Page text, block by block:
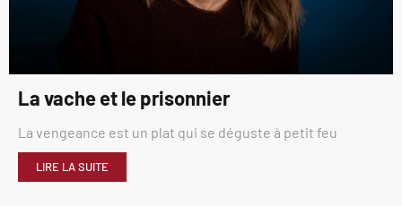
La vache et le prisonnier
La vengeance est un plat qui se déguste à petit feu
LIRE LA SUITE